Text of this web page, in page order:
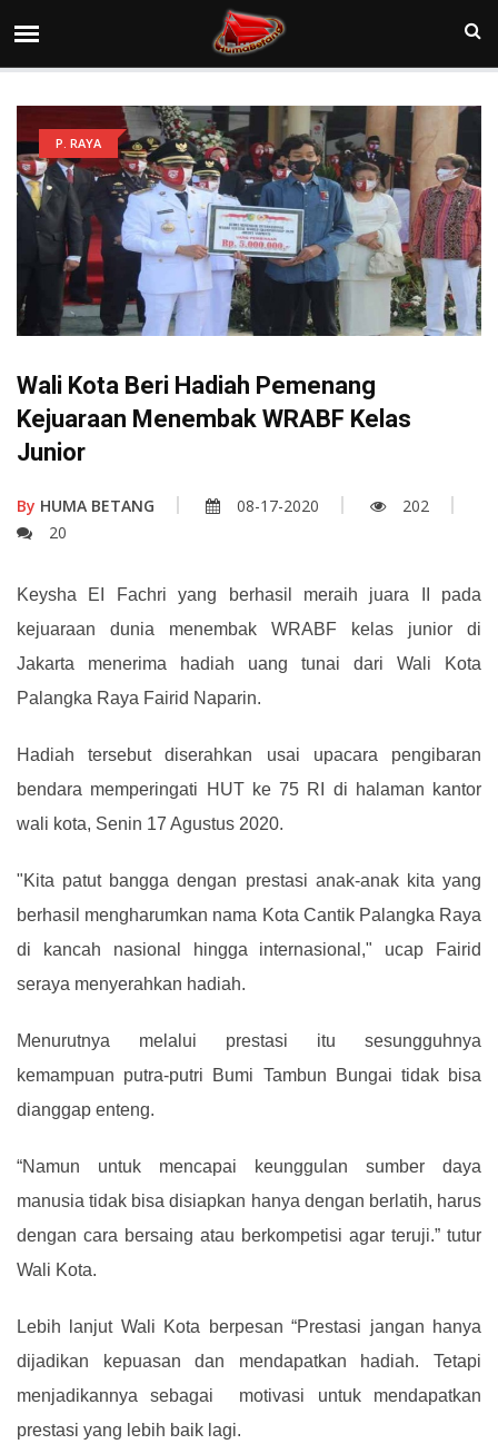
P. RAYA
Wali Kota Beri Hadiah Pemenang
Kejuaraan Menembak WRABF Kelas
Junior
By HUMA BETANG 08-17-2020
202
20
Keysha EI Fachri yang berhasil meraih juara II pada
kejuaraan dunia menembak WRABF kelas junior di
Jakarta menerima hadiah uang tunai dari Wali Kota
Palangka Raya Fairid Naparin.
Hadiah tersebut diserahkan usai upacara pengibaran
bendara memperingati HUT ke 75 RI di halaman kantor
wali kota, Senin 17 Agustus 2020.
"Kita patut bangga dengan prestasi anak-anak kita yang
berhasil mengharumkan nama Kota Cantik Palangka Raya
di kancah nasional hingga internasional," ucap Fairid
seraya menyerahkan hadiah.
Menurutnya melalui prestasi itu sesungguhnya
kemampuan putra-putri Bumi Tambun Bungai tidak bisa
dianggap enteng.
“Namun untuk mencapai keunggulan sumber daya
manusia tidak bisa disiapkan hanya dengan berlatih, harus
dengan cara bersaing atau berkompetisi agar teruji.” tutur
Wali Kota.
Lebih lanjut Wali Kota berpesan “Prestasi jangan hanya
dijadikan kepuasan dan mendapatkan hadiah. Tetapi
menjadikannya sebagai motivasi untuk mendapatkan
prestasi yang lebih baik lagi.